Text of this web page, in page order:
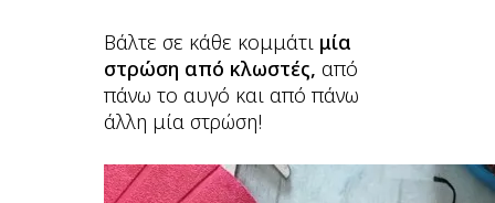
Βάλτε σε κάθε κομμάτι μία
στρώση από κλωστές, από
πάνω το αυγό και από πάνω
άλλη μία στρώση!